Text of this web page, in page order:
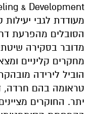
מעודדת לגבי יעילות
מדובר בסקירה
מחקרים קליניים
הוביל לירידה
טראומה בהם חרדה,
יתר. החוקרים